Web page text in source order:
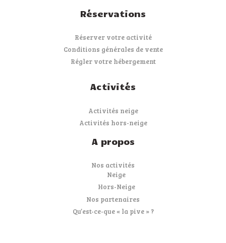
Réservations
Réserver votre activité
Conditions générales de vente
Régler votre hébergement
Activités
Activités neige
Activités hors-neige
A propos
Nos activités
Neige
Hors-Neige
Nos partenaires
Qu’est-ce-que « la pive » ?